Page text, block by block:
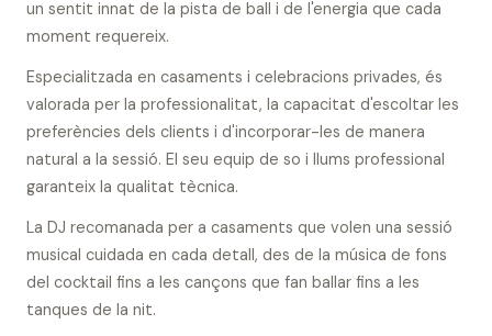
un sentit innat de la pista de ball i de l'energia que cada
moment requereix.
Especialitzada en casaments i celebracions privades, és
valorada per la professionalitat, la capacitat d'escoltar les
preferències dels clients i d'incorporar-les de manera
natural a la sessió. El seu equip de so i llums professional
garanteix la qualitat tècnica.
La DJ recomanada per a casaments que volen una sessió
musical cuidada en cada detall, des de la música de fons
del cocktail fins a les cançons que fan ballar fins a les
tanques de la nit.